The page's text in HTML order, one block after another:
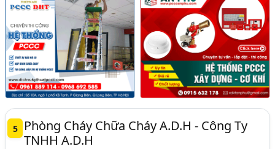
5
Phòng Cháy Chữa Cháy A.D.H - Công Ty
TNHH A.D.H